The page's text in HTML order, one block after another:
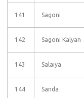
141 Sagoni
142 Sagoni Kalyan
143 Salaiya
144 Sanda